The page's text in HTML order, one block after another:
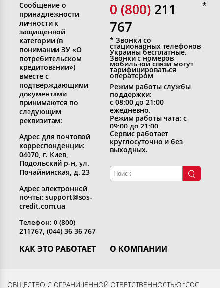
КАК ЭТО РАБОТАЕТ
Вернуть кредит
О КОМПАНИИ
Раскрытие информации
Сообщение о
принадлежности
личности к
защищенной
категории (в
понимании ЗУ «О
потребительском
кредитовании»)
вместе с
подтверждающими
документами
принимаются по
следующим
реквизитам:
Адрес для почтовой
корреспонденции:
04070, г. Киев,
Подольский р-н, ул.
Почайнинская, д. 23
Адрес электронной
почты: support@sos-
credit.com.ua
Телефон: 0 (800)
211767, (044) 36 36 767
0 (800)
0 (800) 211
767
* Звонки со
стационарных телефонов
Украины бесплатные.
Звонки с номеров
мобильной связи могут
тарифицироваться
оператором
Режим работы службы
поддержки:
с 08:00 до 21:00
ежедневно.
Режим работы чата: с
09:00 до 21:00.
Сервис работает
круглосуточно и без
выходных.
ОБЩЕСТВО С ОГРАНИЧЕННОЙ ОТВЕТСТВЕННОСТЬЮ “СОС